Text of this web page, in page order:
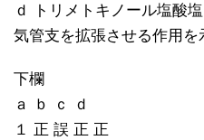
ｄ トリメトキノール塩酸
気管支を拡張させる作用を
下欄
ａ ｂ ｃ ｄ
１ 正 誤 正 正